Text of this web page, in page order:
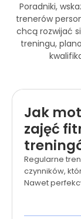
Poradniki,
trenerów
chcą rozwijać
treningu,
Jak
zajęć
Regularne
czynników,
Nawet